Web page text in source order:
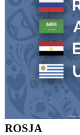
ROSJA